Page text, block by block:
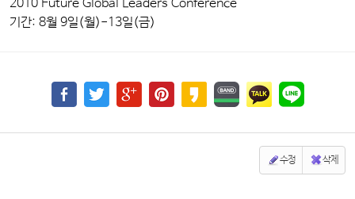
2010 Future Global Leaders Conference
기간: 8월 9일(월)-13일(금)
수정 삭제